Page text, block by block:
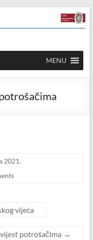
MENU
2021.
vijeća
potrošačima →